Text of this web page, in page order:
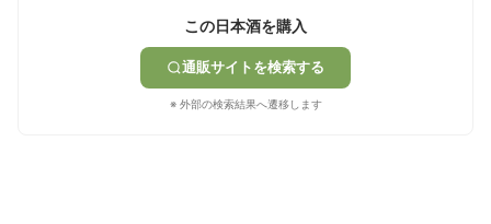
この日本酒を購入
通販サイトを検索する
※ 外部の検索結果へ遷移します